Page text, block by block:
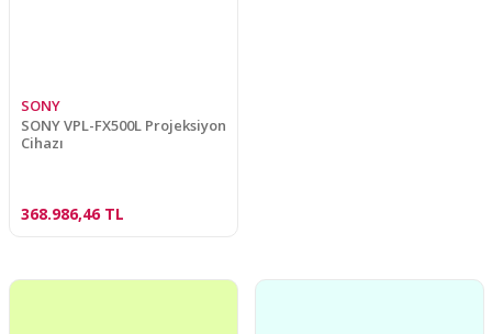
SONY
SONY VPL-FX500L Projeksiyon
Cihazı
368.986,46 TL